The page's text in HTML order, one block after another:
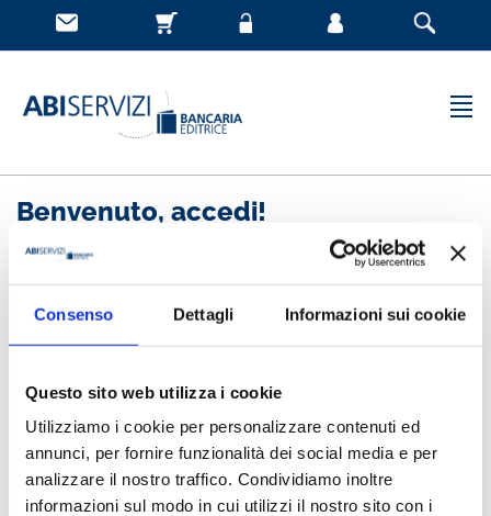
Consenso Dettagli Informazioni sui cookie
Questo sito web utilizza i cookie
Utilizziamo i cookie per personalizzare contenuti ed
annunci, per fornire funzionalità dei social media e per
analizzare il nostro traffico. Condividiamo inoltre
informazioni sul modo in cui utilizzi il nostro sito con i
Benvenuto, accedi!
la storia degli acquisti effettuati